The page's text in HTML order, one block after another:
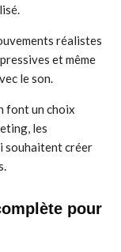
réalistes
et même
le son.
font un choix
les
souhaitent créer
pour